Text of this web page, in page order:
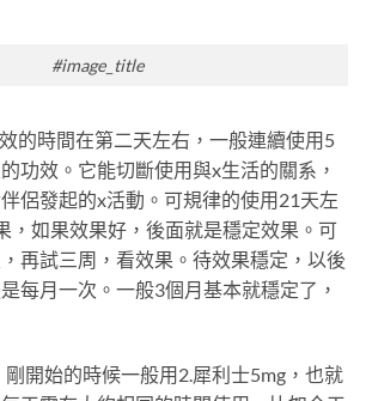
#image_title
的時間在第二天左右，一般連續使用5
功效。它能切斷使用與x生活的關系，
侶發起的x活動。可規律的使用21天左
，如果效果好，後面就是穩定效果。可
再試三周，看效果。待效果穩定，以後
每月一次。一般3個月基本就穩定了，
剛開始的時候一般用2.犀利士5mg，也就